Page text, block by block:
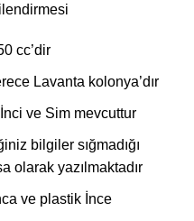
cc’dir
Lavanta kolonya’dır
ve Sim mevcuttur
bilgiler sığmadığı
olarak yazılmaktadır
ve plastik İnce